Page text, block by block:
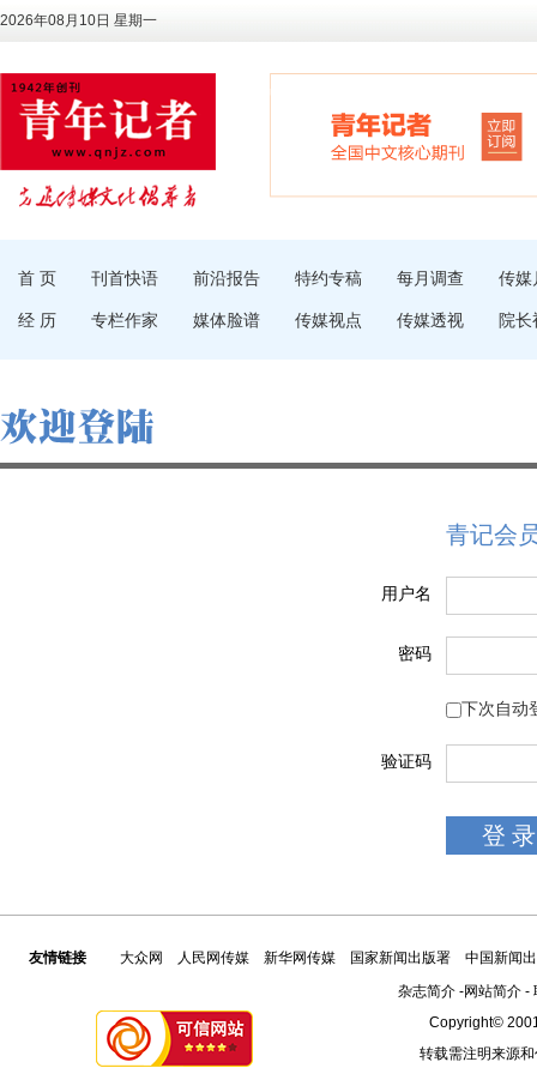
2026年08月10日 星期一
首 页 刊首快语 前沿报告 特约专稿 每月调查 传媒
经 历 专栏作家 媒体脸谱 传媒视点 传媒透视 院长
青记会
用户名
密码
下次自动
验证码
友情链接 大众网 人民网传媒 新华网传媒 国家新闻出版署
中国新闻
杂志简介 -网站简介 -
Copyright©
转载需注明来源